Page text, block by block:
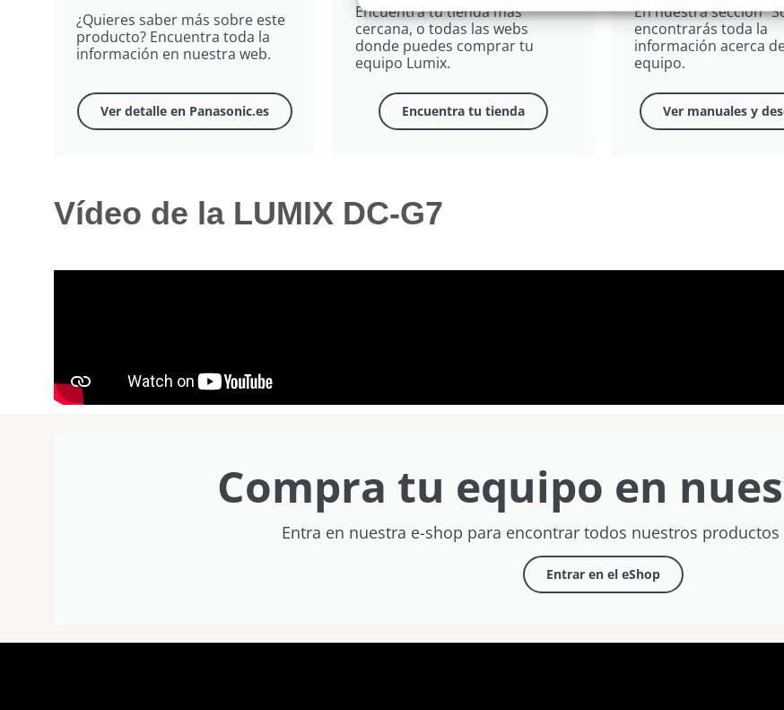
¿Quieres saber más sobre este
producto? Encuentra toda la
información en nuestra web.
Ver detalle en Panasonic.es
Encuentra tu tienda más
cercana, o todas las webs
donde puedes comprar tu
equipo Lumix​.
Encuentra tu tienda
En nuestra sección
encontrarás toda la
información acerca
equipo.
Ver manuales y
Vídeo de la LUMIX DC-G7
Compra tu equipo en
Entra en nuestra e-shop para encontrar todos nuestros productos
Entrar en el eShop